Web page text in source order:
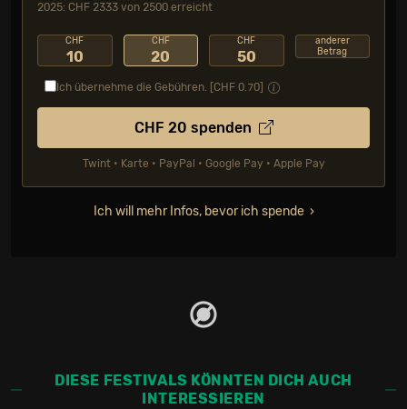
2025: CHF 2333 von 2500 erreicht
CHF
10
CHF
20
CHF
50
anderer
Betrag
Ich übernehme die Gebühren. [CHF 0.70
CHF 20 spenden
Twint • Karte • PayPal • Google Pay • Apple Pay
Ich will mehr Infos, bevor ich spende
DIESE FESTIVALS KÖNNTEN DICH AUCH
INTERESSIEREN